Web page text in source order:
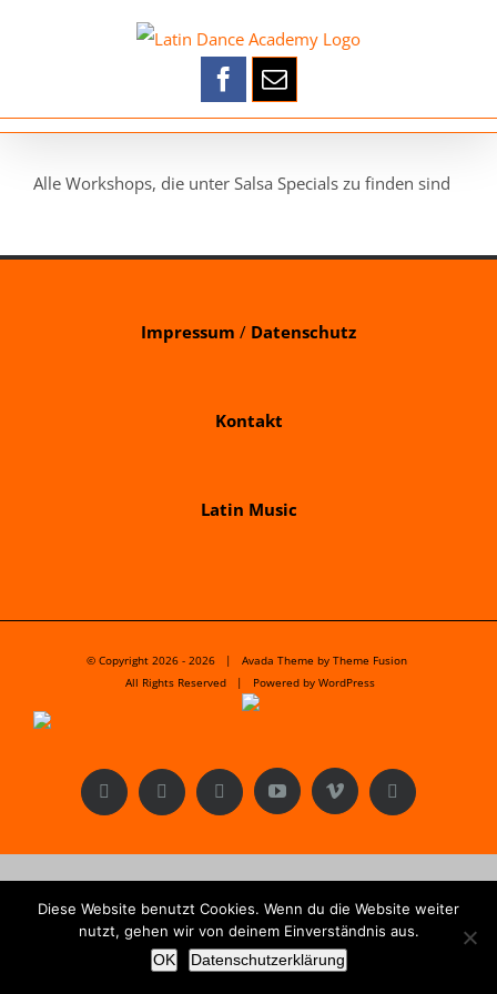
Alle Workshops, die unter Salsa Specials zu finden sind
Impressum / Datenschutz
Kontakt
Latin Music
© Copyright 2026 - 2026 | Avada Theme by Theme Fusion
All Rights Reserved | Powered by WordPress
FacebookInstagram
X YouTubeVimeo
E-
Mail
Diese Website benutzt Cookies. Wenn du die Website weiter
nutzt, gehen wir von deinem Einverständnis aus.
OK
Datenschutzerklärung